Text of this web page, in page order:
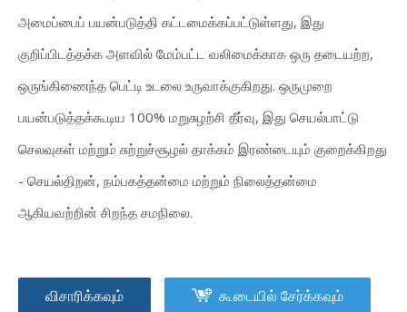
அமைப்பைப் பயன்படுத்தி கட்டமைக்கப்பட்டுள்ளது, இது
குறிப்பிடத்தக்க அளவில் மேம்பட்ட வலிமைக்காக ஒரு தடையற்ற,
ஒருங்கிணைந்த பெட்டி உடலை உருவாக்குகிறது. ஒருமுறை
பயன்படுத்தக்கூடிய 100% மறுசுழற்சி தீர்வு, இது செயல்பாட்டு
செலவுகள் மற்றும் சுற்றுச்சூழல் தாக்கம் இரண்டையும் குறைக்கிறது
- செயல்திறன், நம்பகத்தன்மை மற்றும் நிலைத்தன்மை
ஆகியவற்றின் சிறந்த சமநிலை.
விசாரிக்கவும் கூடையில் சேர்க்கவும்